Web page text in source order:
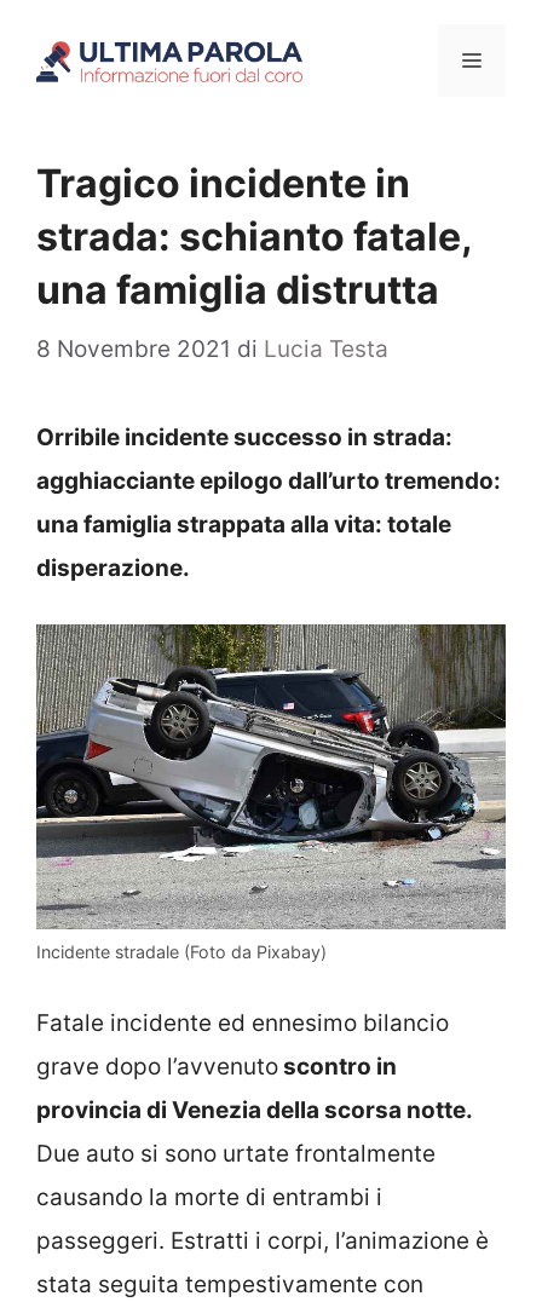
Menu
Tragico incidente in
strada: schianto fatale,
una famiglia distrutta
8 Novembre 2021 di Lucia Testa
Orribile incidente successo in strada:
agghiacciante epilogo dall’urto tremendo:
una famiglia strappata alla vita: totale
disperazione.
Incidente stradale (Foto da Pixabay)
Fatale incidente ed ennesimo bilancio
grave dopo l’avvenutoscontro in
provincia di Venezia della scorsa notte.
Due auto si sono urtate frontalmente
causando la morte di entrambi i
passeggeri. Estratti i corpi, l’animazione è
stata seguita tempestivamente con